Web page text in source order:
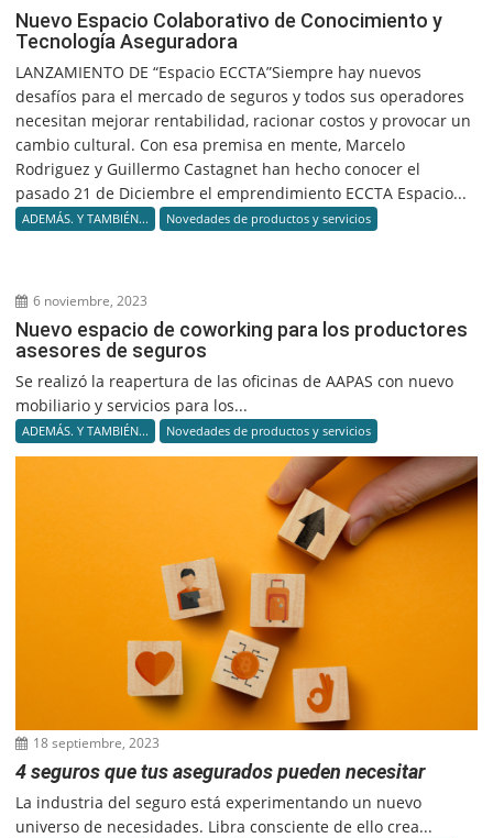
Nuevo Espacio Colaborativo de Conocimiento y
Tecnología Aseguradora
LANZAMIENTO DE “Espacio ECCTA”Siempre hay nuevos
desafíos para el mercado de seguros y todos sus operadores
necesitan mejorar rentabilidad, racionar costos y provocar un
cambio cultural. Con esa premisa en mente, Marcelo
Rodriguez y Guillermo Castagnet han hecho conocer el
pasado 21 de Diciembre el emprendimiento ECCTA Espacio...
ADEMÁS. Y TAMBIÉN... Novedades de productos y servicios
6 noviembre, 2023
Nuevo espacio de coworking para los productores
asesores de seguros
Se realizó la reapertura de las oficinas de AAPAS con nuevo
mobiliario y servicios para los...
ADEMÁS. Y TAMBIÉN... Novedades de productos y servicios
18 septiembre, 2023
4 seguros que tus asegurados pueden necesitar
La industria del seguro está experimentando un nuevo
universo de necesidades. Libra consciente de ello crea...